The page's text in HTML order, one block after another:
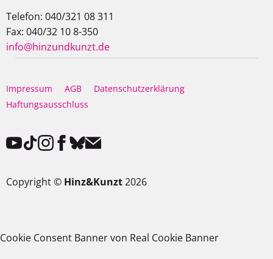
Telefon: 040/321 08 311
Fax: 040/32 10 8-350
info@hinzundkunzt.de
Impressum AGB
Datenschutzerklärung
Haftungsausschluss
Copyright © Hinz&Kunzt2026
Cookie Consent Banner von Real Cookie Banner